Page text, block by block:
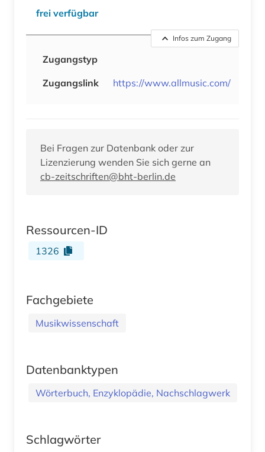
frei verfügbar
Infos zum Zugang
Zugangstyp
Zugangslink
https://www.allmusic.com/
Bei Fragen zur Datenbank oder zur
Lizenzierung wenden Sie sich gerne an
cb-zeitschriften@bht-berlin.de
Ressourcen-ID
1326
Fachgebiete
Musikwissenschaft
Datenbanktypen
Wörterbuch, Enzyklopädie, Nachschlagwerk
Schlagwörter